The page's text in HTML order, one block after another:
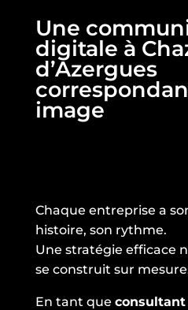
Une
digitale à
d’Azergues
image
Chaque entreprise a
histoire, son rythme.
Une stratégie efficace
se construit sur
En tant que